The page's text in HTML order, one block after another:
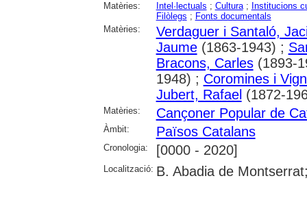
Matèries: Intel·lectuals ; Cultura; Institucions
Filòlegs ; Fonts documentals
Matèries:
Verdaguer i Santaló,
Jaume(1863-1943) ;
Bracons, Carles(1893-
1948) ; Coromines i
Jubert, Rafael (1872-
Matèries: Cançoner Popular de
Àmbit: Països Catalans
Cronologia: [0000 - 2020]
Localització: B. Abadia de